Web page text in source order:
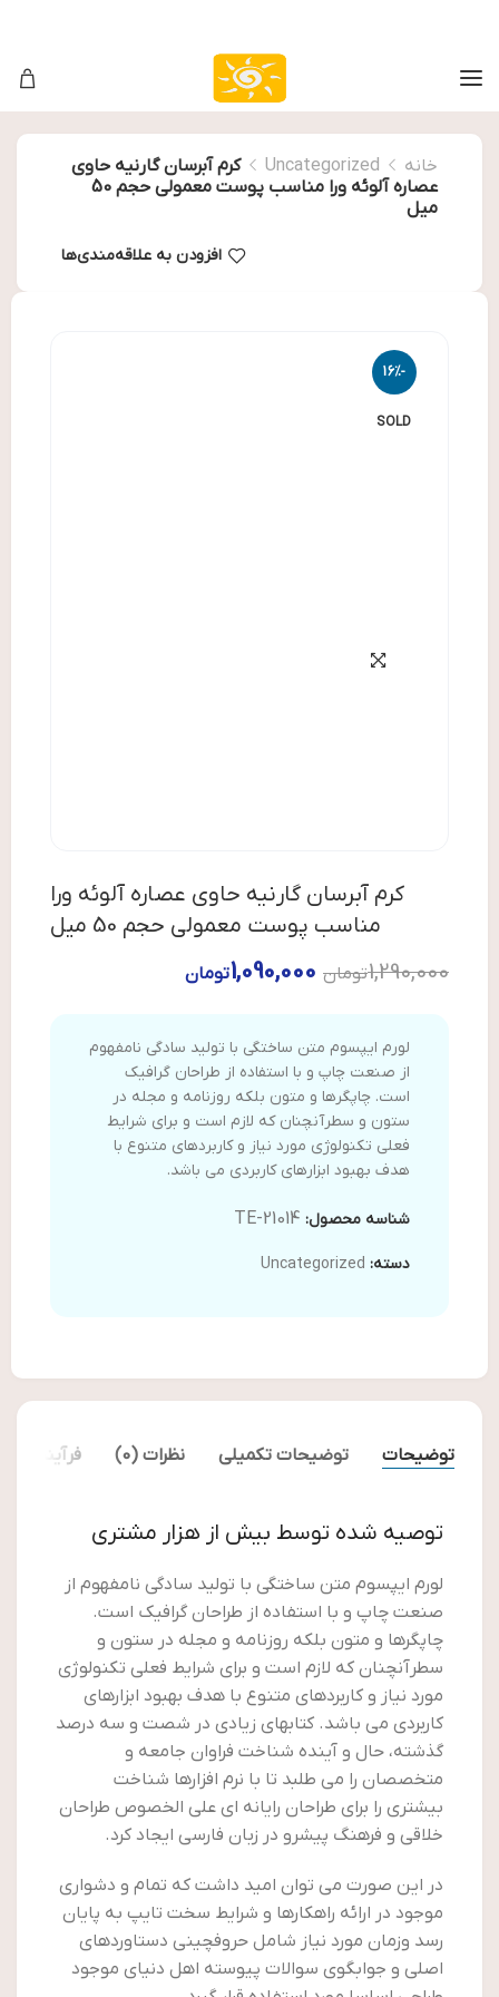
خانه Uncategorized
کرم آبرسان گارنیه حاوی
عصاره آلوئه ورا مناسب پوست معمولی حجم 50
میل
افزودن به علاقه‌مندی‌ها
-16%
SOLD
کرم آبرسان گارنیه حاوی عصاره آلوئه ورا
مناسب پوست معمولی حجم 50 میل
1,290,000تومان 1,090,000تومان
لورم ایپسوم متن ساختگی با تولید سادگی نامفهوم
از صنعت چاپ و با استفاده از طراحان گرافیک
است. چاپگرها و متون بلکه روزنامه و مجله در
ستون و سطرآنچنان که لازم است و برای شرایط
فعلی تکنولوژی مورد نیاز و کاربردهای متنوع با
هدف بهبود ابزارهای کاربردی می باشد.
شناسه محصول: TE-21014
دسته: Uncategorized
توضیحات توضیحات تکمیلی نظرات (0) فرآیند
توصیه شده توسط بیش از هزار مشتری
لورم ایپسوم متن ساختگی با تولید سادگی نامفهوم از
صنعت چاپ و با استفاده از طراحان گرافیک است.
چاپگرها و متون بلکه روزنامه و مجله در ستون و
سطرآنچنان که لازم است و برای شرایط فعلی تکنولوژی
مورد نیاز و کاربردهای متنوع با هدف بهبود ابزارهای
کاربردی می باشد. کتابهای زیادی در شصت و سه درصد
گذشته، حال و آینده شناخت فراوان جامعه و
متخصصان را می طلبد تا با نرم افزارها شناخت
بیشتری را برای طراحان رایانه ای علی الخصوص طراحان
خلاقی و فرهنگ پیشرو در زبان فارسی ایجاد کرد.
در این صورت می توان امید داشت که تمام و دشواری
موجود در ارائه راهکارها و شرایط سخت تایپ به پایان
رسد وزمان مورد نیاز شامل حروفچینی دستاوردهای
اصلی و جوابگوی سوالات پیوسته اهل دنیای موجود